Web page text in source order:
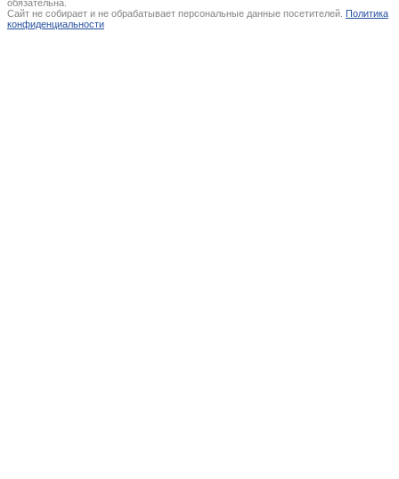
обязательна.
Сайт не собирает и не обрабатывает персональные данные посетителей. Политика
конфиденциальности